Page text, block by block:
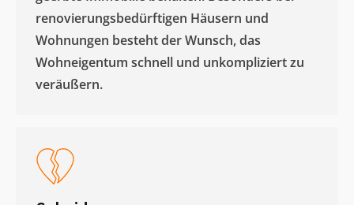
renovierungsbedürftigen Häusern und
Wohnungen besteht der Wunsch, das
Wohneigentum schnell und unkompliziert zu
veräußern. ​